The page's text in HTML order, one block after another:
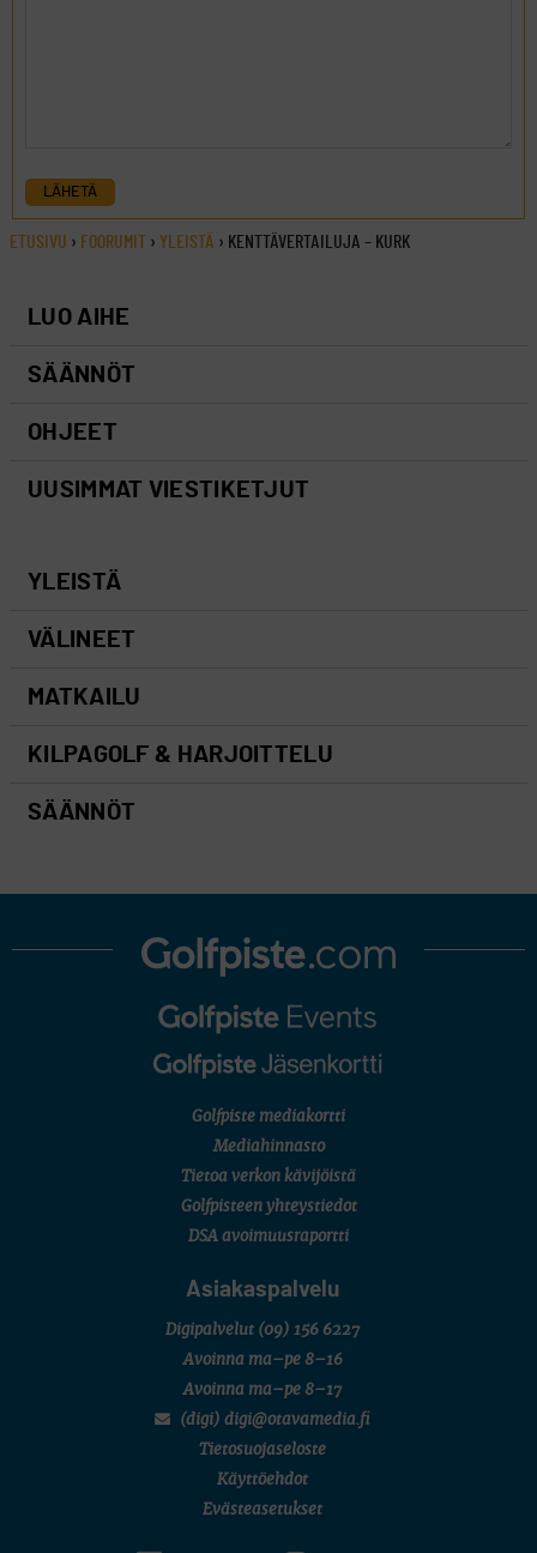
LÄHETÄ
ETUSIVU › FOORUMIT › YLEISTÄ › KENTTÄVERTAILUJA – KURK
LUO AIHE
SÄÄNNÖT
OHJEET
UUSIMMAT VIESTIKETJUT
YLEISTÄ
VÄLINEET
MATKAILU
KILPAGOLF & HARJOITTELU
SÄÄNNÖT
Golfpiste mediakortti
Mediahinnasto
Tietoa verkon kävijöistä
Golfpisteen yhteystiedot
DSA avoimuusraportti
Asiakaspalvelu
Digipalvelut (09) 156 6227
Avoinna ma–pe 8–16
Avoinna ma–pe 8–17
(digi) digi@otavamedia.fi
Tietosuojaseloste
Käyttöehdot
Evästeasetukset